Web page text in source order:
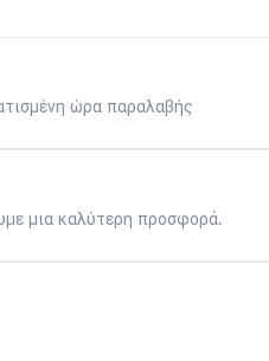
ώρα παραλαβής
μια καλύτερη προσφορά.